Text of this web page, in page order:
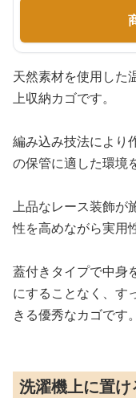
天然素材を使用した
上収納カゴです。
編み込み技法により
の保管に適した環境
上品なレース装飾が
性を高めながら実用
蓋付きタイプで中身
にすることなく、す
きる優秀なカゴです。
洗濯機上に置